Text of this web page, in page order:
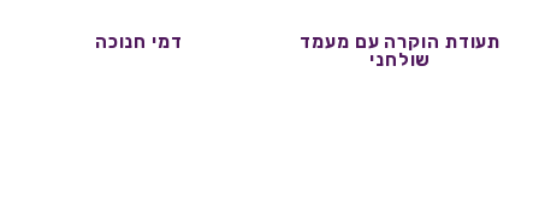
תעודת הוקרה עם מעמד
שולחני
דמי חנוכה